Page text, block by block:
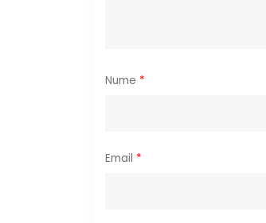
i
o
Nume *
Email *